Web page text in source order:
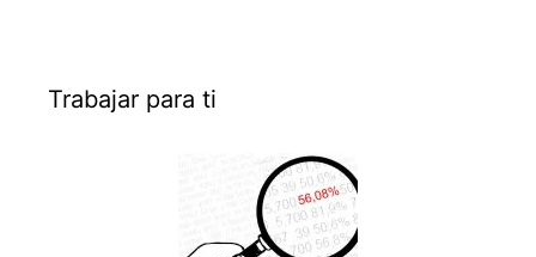
Trabajar para ti